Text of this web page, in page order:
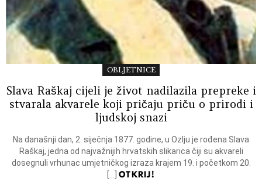
OBLJETNICE
Slava Raškaj cijeli je život nadilazila prepreke i
stvarala akvarele koji pričaju priču o prirodi i
ljudskoj snazi
Na današnji dan, 2. siječnja 1877. godine, u Ozlju je rođena Slava
Raškaj, jedna od najvažnijih hrvatskih slikarica čiji su akvareli
dosegnuli vrhunac umjetničkog izraza krajem 19. i početkom 20.
OTKRIJ!